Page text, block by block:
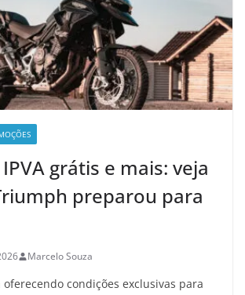
grátis e mais: veja
preparou para
Marcelo Souza
condições exclusivas para